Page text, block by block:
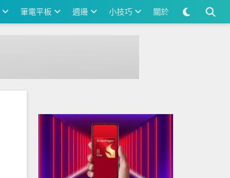
筆電平板 週邊 小技巧 關於